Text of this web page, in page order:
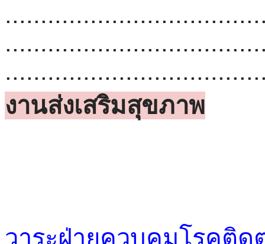
งานส่งเสริมสุขภาพ
วาระฝ่ายควบคุมโรคติด